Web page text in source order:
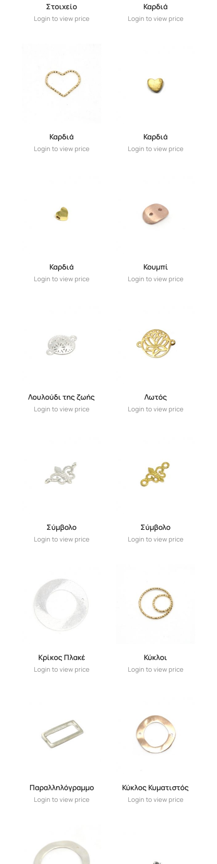
Στοιχείο
Login to view price
Καρδιά
Login to view price
Καρδιά
Login to view price
Καρδιά
Login to view price
Καρδιά
Login to view price
Κουμπί
Login to view price
Λουλούδι της ζωής
Login to view price
Λωτός
Login to view price
Σύμβολο
Login to view price
Σύμβολο
Login to view price
Κρίκος Πλακέ
Login to view price
Κύκλοι
Login to view price
Παραλληλόγραμμο
Login to view price
Κύκλος Κυματιστός
Login to view price